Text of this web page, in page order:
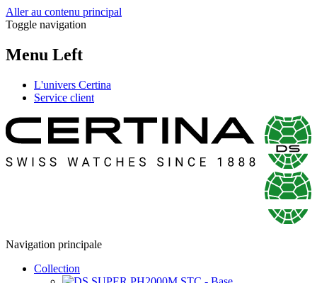
Aller au contenu principal
Toggle navigation
Menu Left
L'univers Certina
Service client
Navigation principale
Collection